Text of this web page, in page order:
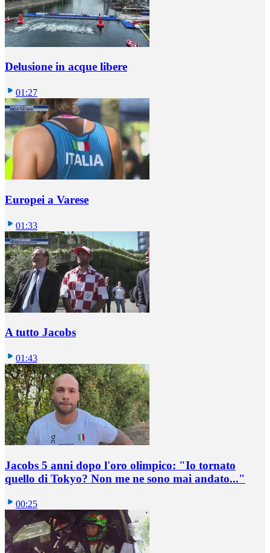
Delusione in acque libere
01:27
Europei a Varese
01:33
A tutto Jacobs
01:43
Jacobs 5 anni dopo l'oro olimpico: "Io tornato
quello di Tokyo? Non me ne sono mai andato..."
00:25